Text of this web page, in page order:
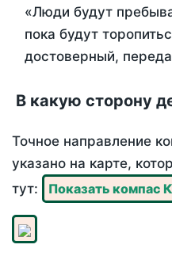
«Люди будут
пока будут
достоверный,
В какую сторону
Точное направление
указано на карте,
тут:
Показать компас